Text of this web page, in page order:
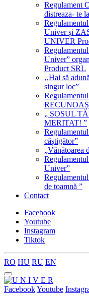
Regulament
distreaza- te
Univer și
UNIVER
Univer”
Product SRL
‚,Hai să
singur loc”
„ SOSUL
MERITAT! ”
câștigător”
„Vânătoarea
Univer”
de toamnă ”
Contact
Facebook
Youtube
Instagram
Tiktok
RO HU RU EN
FacebookYoutube